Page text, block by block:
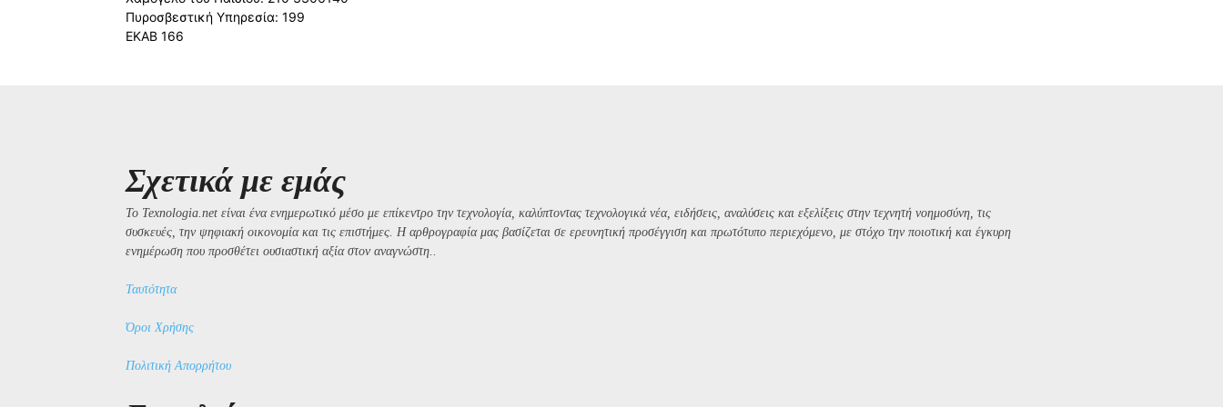
Πυροσβεστική Υπηρεσία: 199
ΕΚΑΒ 166
Σχετικά με εμάς
Το Texnologia.net είναι ένα ενημερωτικό μέσο με επίκεντρο την τεχνολογία, καλύπτοντας τεχνολογικά νέα, ειδήσεις, αναλύσεις και εξελίξεις στην τεχνητή νοημοσύνη, τις
συσκευές, την ψηφιακή οικονομία και τις επιστήμες. Η αρθρογραφία μας βασίζεται σε ερευνητική προσέγγιση και πρωτότυπο περιεχόμενο, με στόχο την ποιοτική και έγκυρη
ενημέρωση που προσθέτει ουσιαστική αξία στον αναγνώστη..
Ταυτότητα
Όροι Χρήσης
Πολιτική Απορρήτου